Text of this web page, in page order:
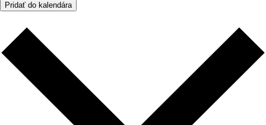
Pridať do kalendára